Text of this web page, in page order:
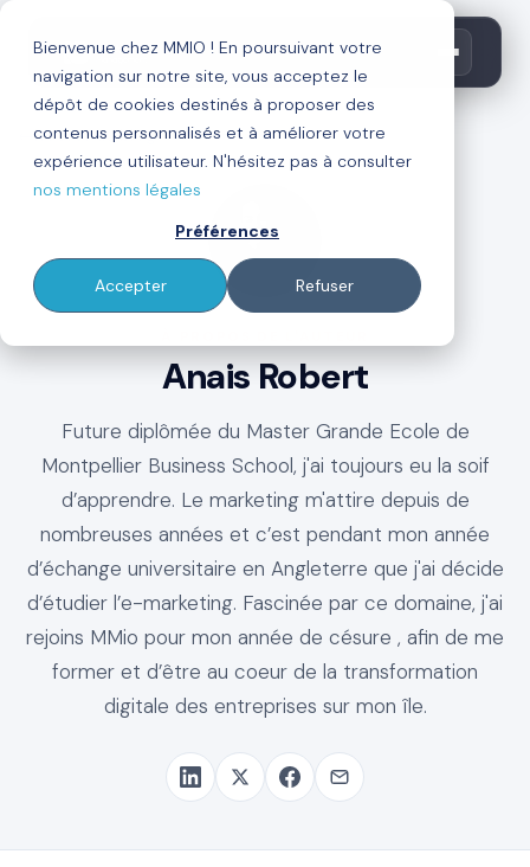
Bienvenue chez MMIO ! En poursuivant votre
navigation sur notre site, vous acceptez le
dépôt de cookies destinés à proposer des
contenus personnalisés et à améliorer votre
expérience utilisateur. N'hésitez pas à consulter
nos mentions légales
Préférences
Accepter Refuser
Retour au blog
Anais Robert
Future diplômée du Master Grande Ecole de
Montpellier Business School, j'ai toujours eu la soif
d’apprendre. Le marketing m'attire depuis de
nombreuses années et c’est pendant mon année
d’échange universitaire en Angleterre que j'ai décide
d’étudier l’e-marketing. Fascinée par ce domaine, j'ai
rejoins MMio pour mon année de césure , afin de me
former et d’être au coeur de la transformation
digitale des entreprises sur mon île.